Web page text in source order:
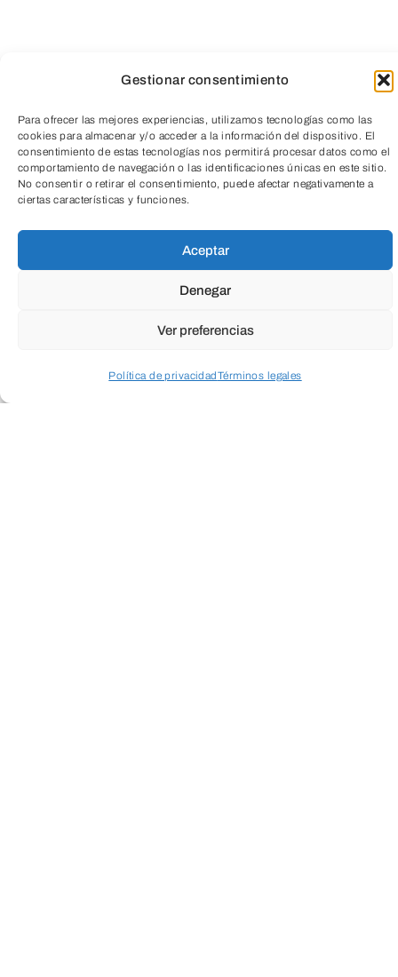
Gestionar consentimiento
Para ofrecer las mejores experiencias, utilizamos tecnologías como las
cookies para almacenar y/o acceder a la información del dispositivo. El
consentimiento de estas tecnologías nos permitirá procesar datos como el
comportamiento de navegación o las identificaciones únicas en este sitio.
No consentir o retirar el consentimiento, puede afectar negativamente a
ciertas características y funciones.
Aceptar
Denegar
Ver preferencias
Política de privacidadTérminos legales
TeleEntradas
ENVIAR